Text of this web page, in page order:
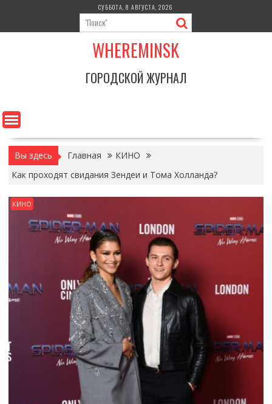
содержимому
СУББОТА, 8 АВГУСТА, 2026
WHEREMINSK
ГОРОДСКОЙ ЖУРНАЛ
Вы здесь Главная
КИНО
Как проходят свидания Зендеи и Тома Холланда?
КИНО